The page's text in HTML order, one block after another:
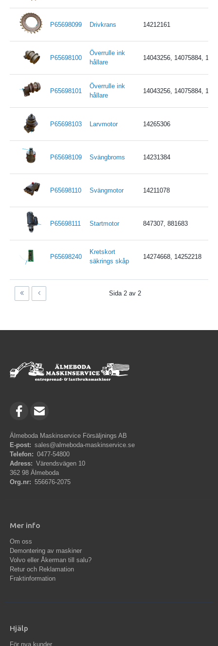
P65698099 Drivkrans 14212161
P65698100
Överrulle ink
hållare
14043256, 14075884,
P65698101
Överrulle ink
hållare
14043256, 14075884,
P65698103 Larvmotor 14265306
P65698109 Svängbroms 14231384
P65698110 Svängmotor 14211078
P65698111 Startmotor 847307, 881683
P65698240
Kretskort
säkrings skåp
14274668, 14252218
Sida 2 av 2
Älmeboda Maskinservice Försäljnings AB
E-post: sales@almeboda-maskinservice.se
Telefon: 0477-54800
Adress: Värendsvägen 10
362 98 Älmeboda
Org.nr: 556676-2075
Mer info
Om oss
Demontering av maskiner
Volvo eller Åkerman till salu?
Retur och Reklamation
Fraktinformation
Hjälp
För nya kunder